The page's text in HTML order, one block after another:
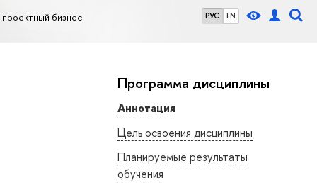
РУС EN
бизнес
Программа дисциплины
Аннотация
Цель освоения дисциплины
Планируемые результаты
обучения